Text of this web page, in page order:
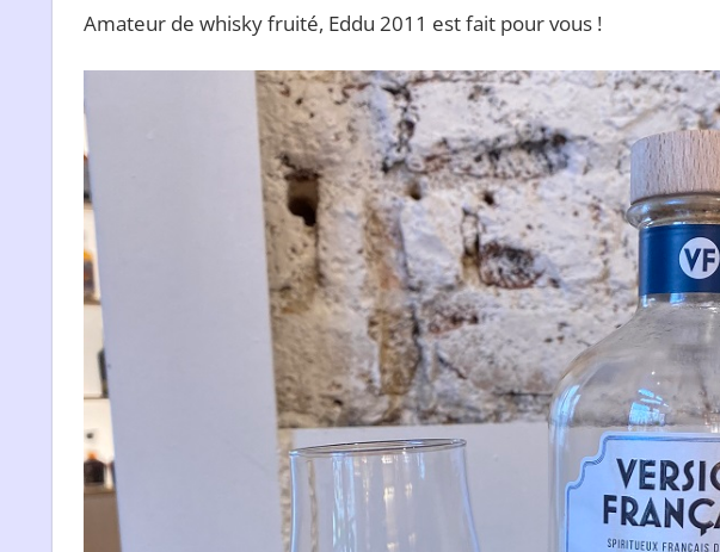
Amateur de whisky fruité, Eddu 2011 est fait pour vous !